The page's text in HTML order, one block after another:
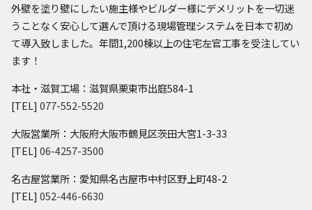
外壁を塗り壁にしたい施主様やビルダー様にデメリットを一切迷
うことなく安心して選んで頂ける現場管理システムを日本で初め
て導入致しました。年間1,200棟以上の住宅左官工事を受注してい
ます！
本社・滋賀工場：滋賀県栗東市出庭584-1
[TEL] 077-552-5520
大阪営業所：大阪府大阪市鶴見区茨田大宮1-3-33
[TEL] 06-4257-3500
名古屋営業所：愛知県名古屋市中村区野上町48-2
[TEL] 052-446-6630